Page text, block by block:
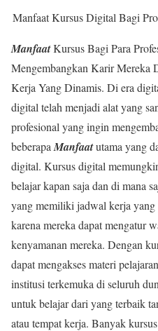
Manfaat Kursus Digital Bagi
ManfaatKursus Bagi Para
Mengembangkan Karir Mereka
Kerja Yang Dinamis. Di era
digital telah menjadi alat yang
profesional yang ingin
beberapa Manfaatutama yang
digital. Kursus digital
belajar kapan saja dan di mana
yang memiliki jadwal kerja
karena mereka dapat mengatur
kenyamanan mereka. Dengan
dapat mengakses materi
institusi terkemuka di seluruh
untuk belajar dari yang terbaik
atau tempat kerja. Banyak